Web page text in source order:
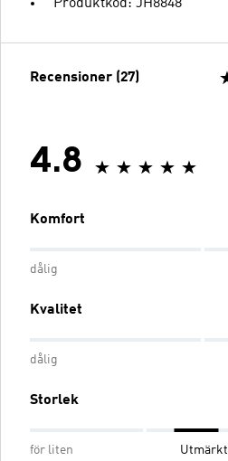
Produktkod: JH8848
Recensioner (27)
4.8
Komfort
dålig
Kvalitet
dålig
Storlek
för liten Utmärkt